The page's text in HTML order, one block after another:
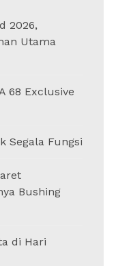
2026,
Utama
68 Exclusive
Segala Fungsi
Bushing
di Hari